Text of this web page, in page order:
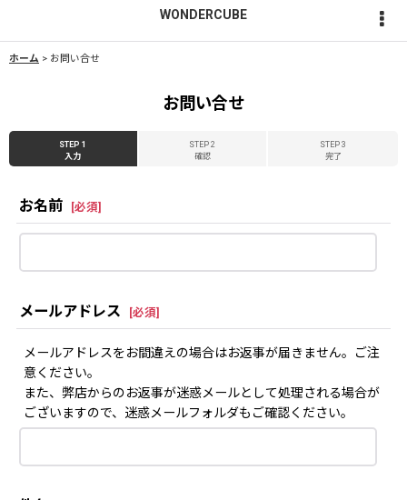
WONDERCUBE
ホーム > お問い合せ
お問い合せ
STEP 1
入力
STEP 2
確認
STEP 3
完了
お名前 [必須]
メールアドレス [必須]
メールアドレスをお間違えの場合はお返事が届きません。ご注
意ください。
また、弊店からのお返事が迷惑メールとして処理される場合が
ございますので、迷惑メールフォルダもご確認ください。